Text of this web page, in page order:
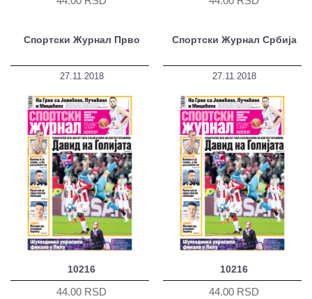
Спортски Журнал Прво
27.11.2018
10216
44.00 RSD
Спортски Журнал Србија
27.11.2018
10216
44.00 RSD